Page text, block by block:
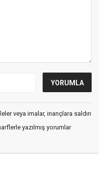
veya imalar, inançlara saldırı
yazılmış yorumlar